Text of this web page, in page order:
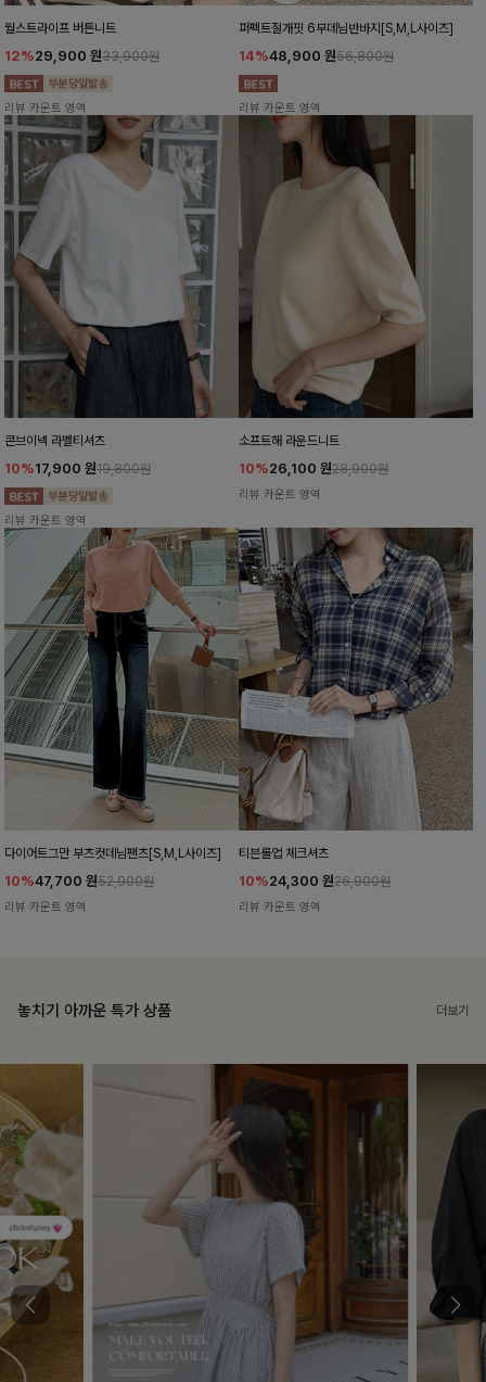
월스트라이프 버튼니트
12%29,900 원33,900원
리뷰 카운트 영역
퍼펙트절개핏 6부데님반바지[S,M,L사이즈]
14%48,900 원56,800원
리뷰 카운트 영역
콘브이넥 라벨티셔츠
10%17,900 원19,800원
리뷰 카운트 영역
소프트해 라운드니트
10%26,100 원28,900원
리뷰 카운트 영역
다이어트그만 부츠컷데님팬츠[S,M,L사이즈]
10%47,700 원52,900원
리뷰 카운트 영역
티븐롤업 체크셔츠
10%24,300 원26,900원
리뷰 카운트 영역
놓치기 아까운 특가 상품 더보기